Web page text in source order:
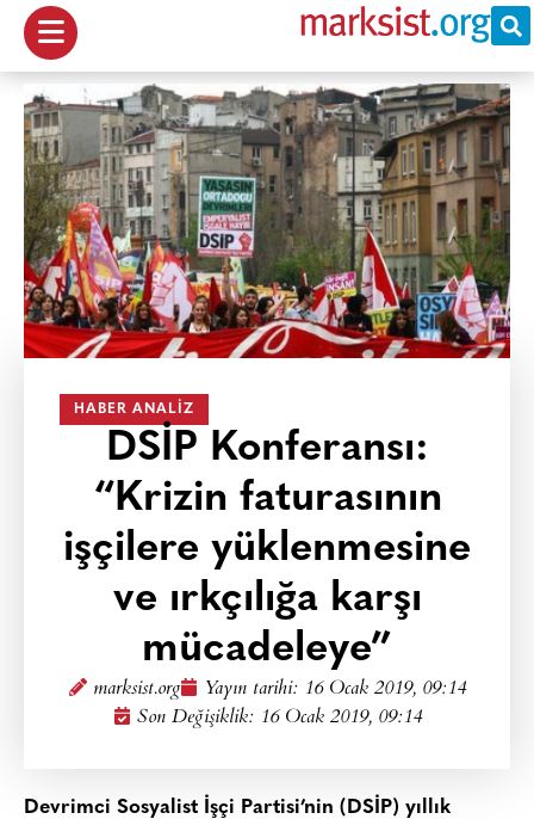
HABER ANALIZ
DSİP Konferansı:
“Krizin faturasının
işçilere yüklenmesine
ve ırkçılığa karşı
mücadeleye”
marksist.org Yayın tarihi: 16 Ocak 2019, 09:14
Son Değişiklik: 16 Ocak 2019, 09:14
Devrimci Sosyalist İşçi Partisi’nin (DSİP) yıllık